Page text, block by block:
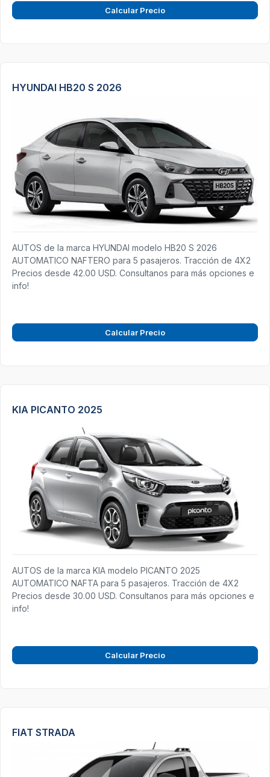
Calcular Precio
HYUNDAI HB20 S 2026
AUTOS de la marca HYUNDAI modelo HB20 S 2026
AUTOMATICO NAFTERO para 5 pasajeros. Tracción de 4X2
Precios desde 42.00 USD. Consultanos para más opciones e
info!
Calcular Precio
KIA PICANTO 2025
AUTOS de la marca KIA modelo PICANTO 2025
AUTOMATICO NAFTA para 5 pasajeros. Tracción de 4X2
Precios desde 30.00 USD. Consultanos para más opciones e
info!
Calcular Precio
FIAT STRADA